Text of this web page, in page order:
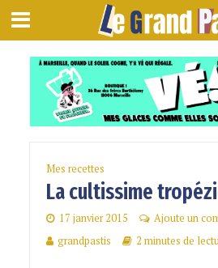
Mes recettes
La cultissime
17 janvier 2015
Ajoute un
grandpastis
2 minutes de